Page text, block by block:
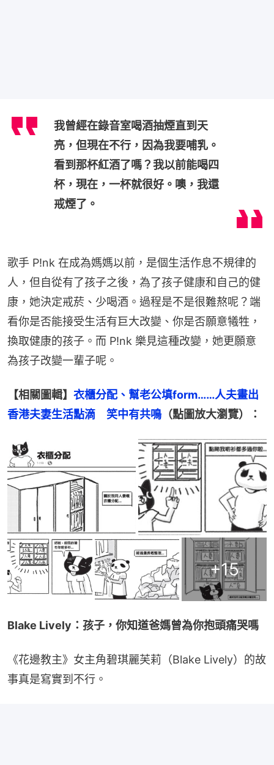
我曾經在錄音室喝酒抽煙直到天
亮，但現在不行，因為我要哺乳。
看到那杯紅酒了嗎？我以前能喝四
杯，現在，一杯就很好。噢，我還
戒煙了。
歌手 P!nk 在成為媽媽以前，是個生活作息不規律的
人，但自從有了孩子之後，為了孩子健康和自己的健
康，她決定戒菸、少喝酒。過程是不是很難熬呢？端
看你是否能接受生活有巨大改變、你是否願意犧牲，
換取健康的孩子。而 P!nk 樂見這種改變，她更願意
為孩子改變一輩子呢。
【相關圖輯】 衣櫃分配、幫老公填form……人夫畫出
香港夫妻生活點滴　笑中有共鳴 （點圖放大瀏覽）：
+15
Blake Lively：孩子，你知道爸媽曾為你抱頭痛哭嗎
《花邊教主》女主角碧琪麗芙莉（Blake Lively）的故
事真是寫實到不行。